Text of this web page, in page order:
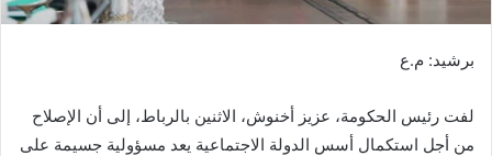
ت
ي
ا
برشيد: م.ع
لفت رئيس الحكومة، عزيز أخنوش، الاثنين بالرباط، إلى أن الإصلاح
من أجل استكمال أسس الدولة الاجتماعية يعد مسؤولية جسيمة على